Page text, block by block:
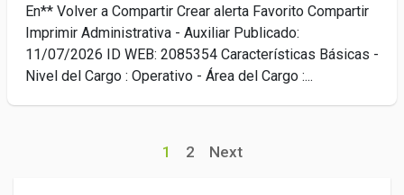
En** Volver a Compartir Crear alerta Favorito Compartir
Imprimir Administrativa - Auxiliar Publicado:
11/07/2026 ID WEB: 2085354 Características Básicas -
Nivel del Cargo : Operativo - Área del Cargo :...
1 2 Next